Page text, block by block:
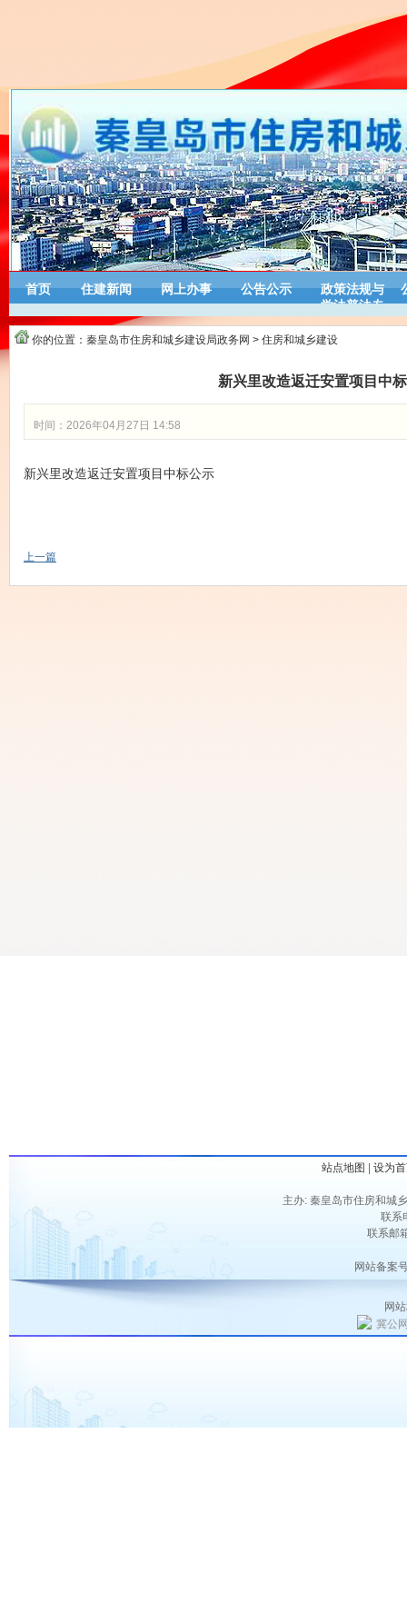
首页 住建新闻 网上办事 公告公示
政策法规与
学法普法专
你的位置： 秦皇岛市住房和城乡建设局政务网 > 住房和城乡建设
新兴里改造返迁安置项目中
时间：2026年04月27日 14:58
新兴里改造返迁安置项目中标公示
上一篇
站点地图 设为
主办: 秦皇岛市住房和城
联系
联系邮
网站备案
网
冀公